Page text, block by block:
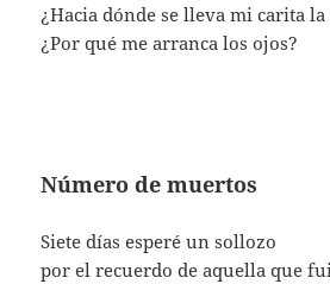
¿Hacia dónde se lleva mi carita
¿Por qué me arranca los ojos?
Número de muertos
Siete días esperé un sollozo
por el recuerdo de aquella que